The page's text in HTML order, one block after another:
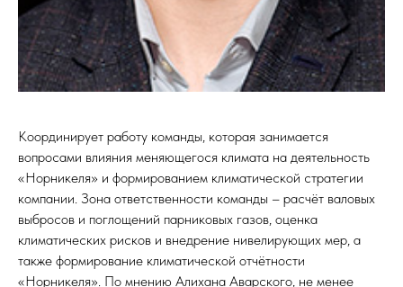
Координирует работу команды, которая занимается
вопросами влияния меняющегося климата на деятельность
«Норникеля» и формированием климатической стратегии
компании. Зона ответственности команды – расчёт валовых
выбросов и поглощений парниковых газов, оценка
климатических рисков и внедрение нивелирующих мер, а
также формирование климатической отчётности
«Норникеля». По мнению Алихана Аварского, не менее